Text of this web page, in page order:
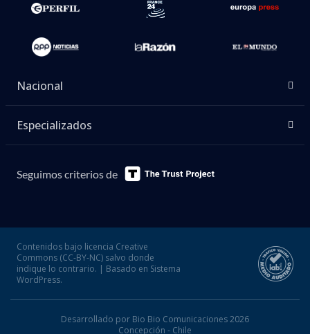
Nacional
Especializados
Seguimos criterios de
Contenidos bajo licencia Creative
Commons (CC-BY-NC) salvo donde
indique lo contrario. | Basado en Sistema
WordPress.
Desarrollado por Bio Bio Comunicaciones 2026
Concepción - Chile